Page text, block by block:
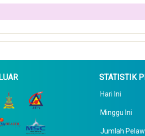
STATISTIK
Hari Ini
Minggu Ini
Jumlah